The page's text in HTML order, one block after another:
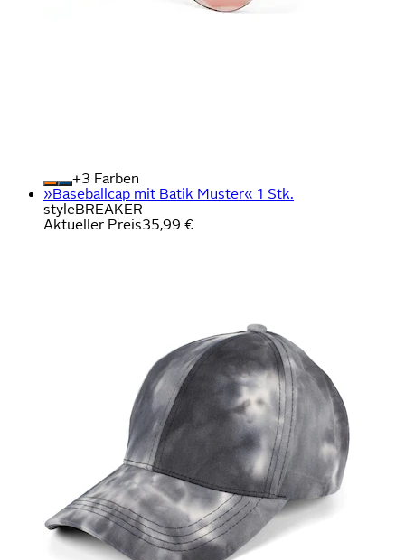
+
Farben
»Baseballcap mit Batik Muster« 1 Stk.
styleBREAKER
Aktueller Preis35,99 €